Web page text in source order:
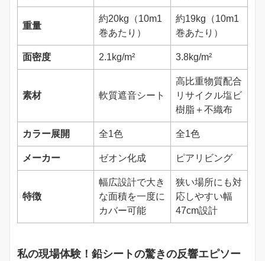
重量
約20kg（10m1
巻あたり）
約19kg（10m1
巻あたり）
面密度 2.1kg/m² 3.8kg/m²
素材 軟質遮音シート
高比重物質配合
リサイクル塩ビ
樹脂＋不織布
カラー展開 全1色 全1色
メーカー ゼオン化成 ピアリビング
特徴
幅広設計で大き
な面積を一度に
カバー可能
狭い場所にも対
応しやすい幅
47cm設計
私の現場体験！鉛シートの驚きの反響エピソー